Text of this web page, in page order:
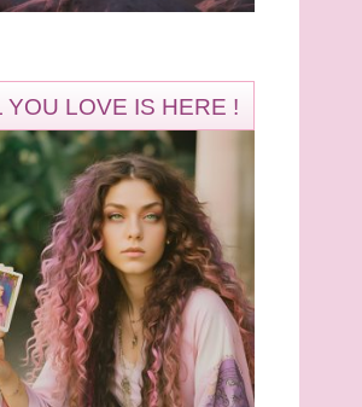
AlinahTarot
PIN: 436
Bewertungen: 51
YOU LOVE IS HERE !